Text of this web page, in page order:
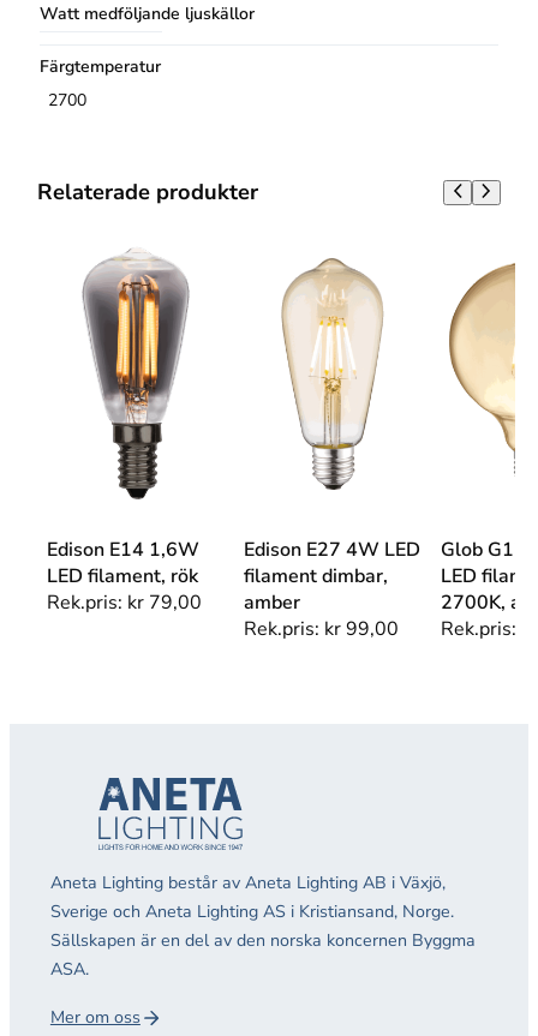
Watt medföljande ljuskällor
Färgtemperatur
2700
Relaterade produkter
Edison E14 1,6W
LED filament, rök
Rek.pris: kr79,00
Edison E27 4W LED
filament dimbar,
amber
Rek.pris: kr99,00
Glob
LED
2700K,
Rek.pris:
Aneta Lighting består av Aneta Lighting AB i Växjö,
Sverige och Aneta Lighting AS i Kristiansand, Norge.
Sällskapen är en del av den norska koncernen Byggma
ASA.
Mer om oss